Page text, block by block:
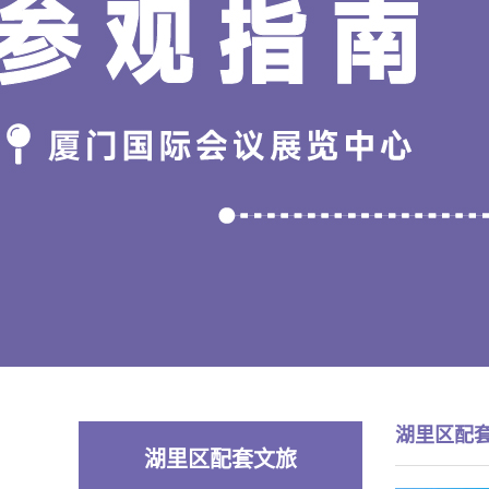
湖里区配套文旅
湖里区配